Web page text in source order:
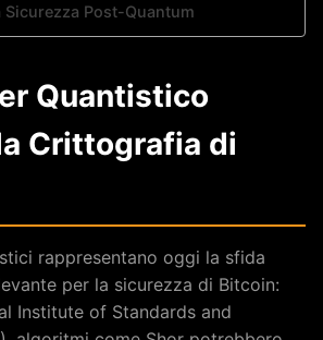
Sicurezza Post-Quantum
Quantistico
Crittografia di
rappresentano oggi la sfida
per la sicurezza di Bitcoin:
Institute of Standards and